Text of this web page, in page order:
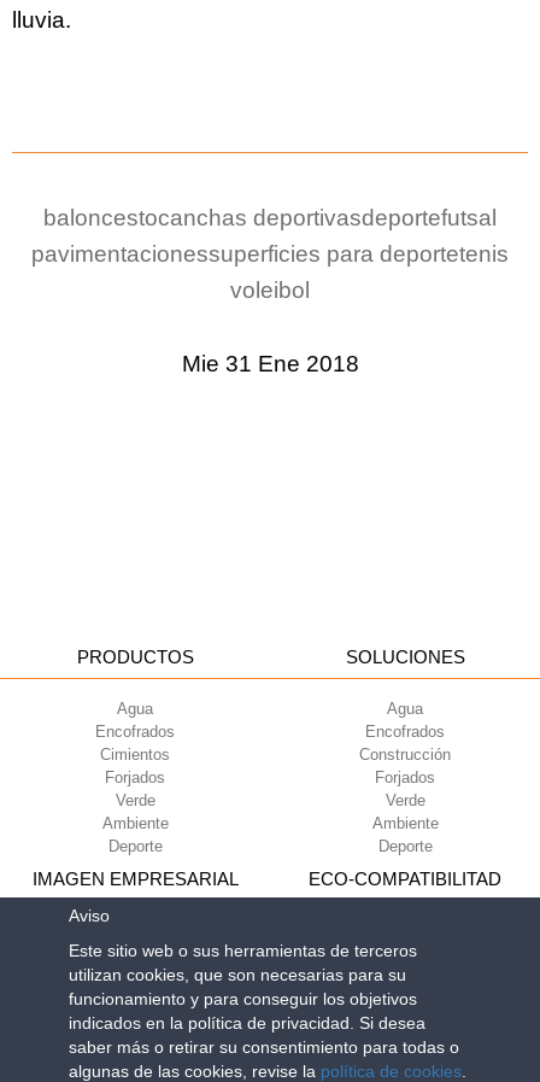
lluvia.
baloncestocanchas deportivasdeportefutsal
pavimentacionessuperficies para deportetenis
voleibol
Mie 31 Ene 2018
PRODUCTOS
Agua
Encofrados
Cimientos
Forjados
Verde
Ambiente
Deporte
SOLUCIONES
Agua
Encofrados
Construcción
Forjados
Verde
Ambiente
Deporte
IMAGEN EMPRESARIAL
Condiciones de venta
Sobre nosotros
Newsletter
ECO-COMPATIBILITAD
Aviso
Este sitio web o sus herramientas de terceros
utilizan cookies, que son necesarias para su
funcionamiento y para conseguir los objetivos
indicados en la política de privacidad. Si desea
saber más o retirar su consentimiento para todas o
algunas de las cookies, revise la política de cookies